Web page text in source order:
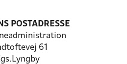
POSTADRESSE
61